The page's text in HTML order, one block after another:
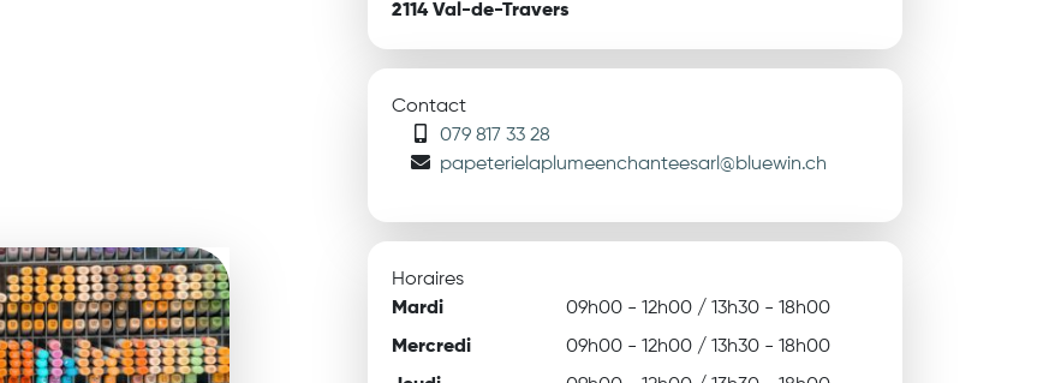
2114 Val-de-Travers
Contact
079 817 33 28
papeterielaplumeenchanteesarl@bluewin.ch
Horaires
Mardi
09h00 - 12h00 / 13h30 - 18h00
Mercredi
09h00 - 12h00 / 13h30 - 18h00